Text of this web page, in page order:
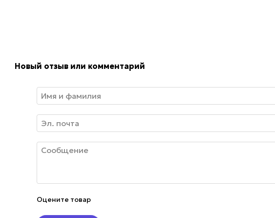
Новый отзыв или комментарий
Оцените товар